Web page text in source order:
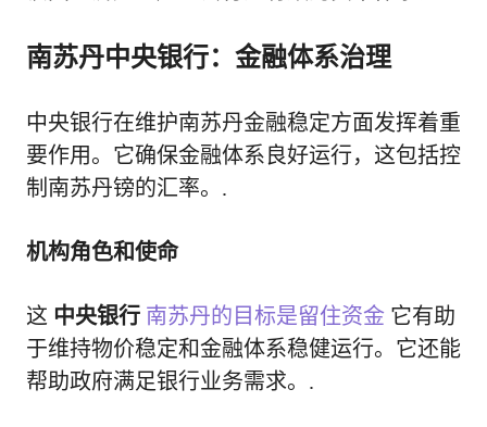
南苏丹中央银行：金融体系治理
中央银行在维护南苏丹金融稳定方面发挥着重
要作用。它确保金融体系良好运行，这包括控
制南苏丹镑的汇率。.
机构角色和使命
这 中央银行 南苏丹的目标是留住资金 它有助
于维持物价稳定和金融体系稳健运行。它还能
帮助政府满足银行业务需求。.